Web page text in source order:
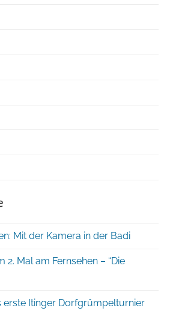
Mit der Kamera in der Badi
2. Mal am Fernsehen – “Die
erste Itinger Dorfgrümpelturnier